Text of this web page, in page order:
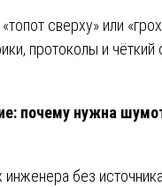
сверху» или
протоколы и чёткий
почему нужна
без